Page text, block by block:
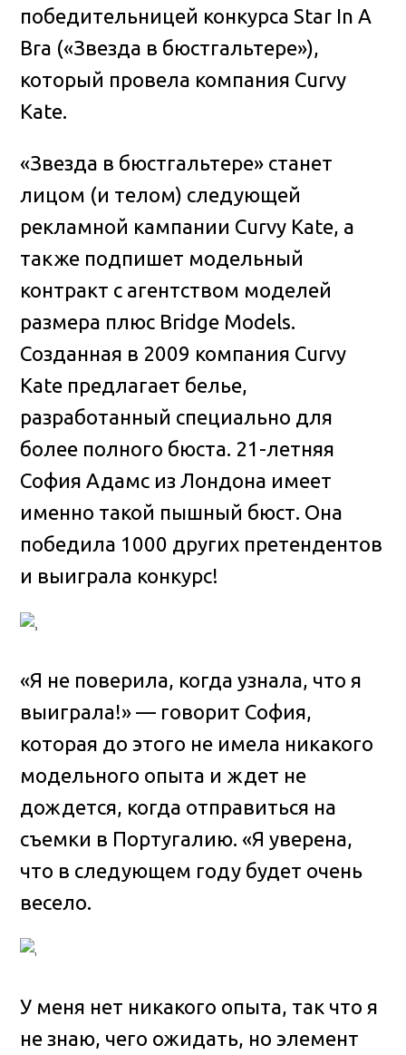
победительницей конкурса Star In A
Bra («Звезда в бюстгальтере»),
который провела компания Curvy
Kate.
«Звезда в бюстгальтере» станет
лицом (и телом) следующей
рекламной кампании Curvy Kate, а
также подпишет модельный
контракт с агентством моделей
размера плюс Bridge Models.
Созданная в 2009 компания Curvy
Kate предлагает белье,
разработанный специально для
более полного бюста. 21-летняя
София Адамс из Лондона имеет
именно такой пышный бюст. Она
победила 1000 других претендентов
и выиграла конкурс!
«Я не поверила, когда узнала, что я
выиграла!» — говорит София,
которая до этого не имела никакого
модельного опыта и ждет не
дождется, когда отправиться на
съемки в Португалию. «Я уверена,
что в следующем году будет очень
весело.
У меня нет никакого опыта, так что я
не знаю, чего ожидать, но элемент